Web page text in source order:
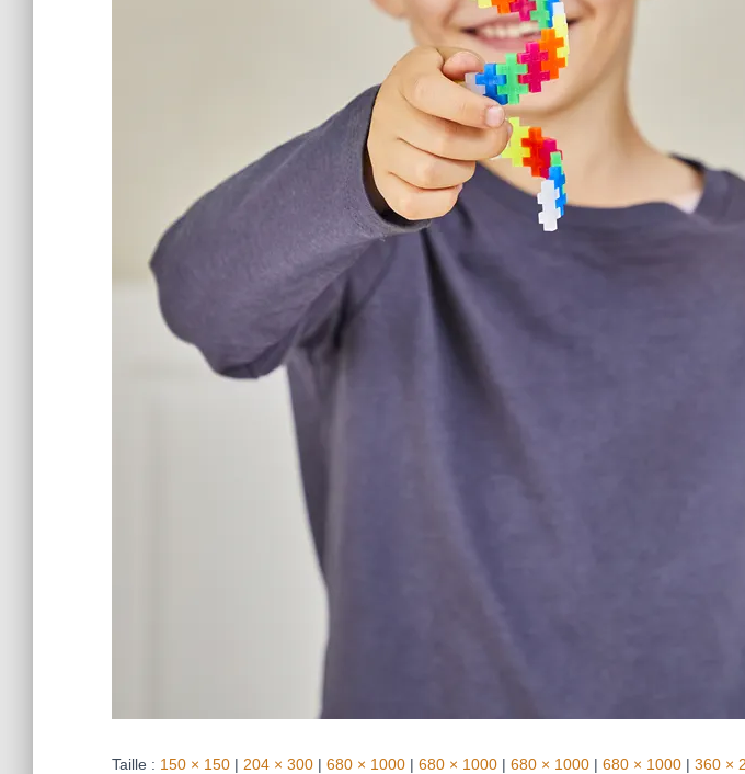
Taille : 150 × 150 | 204 × 300 | 680 × 1000 | 680 × 1000 | 680 × 1000 | 680 × 1000 | 360 ×